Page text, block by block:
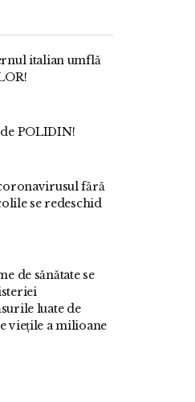
italian umflă
POLIDIN!
fără
se redeschid
de sănătate se
luate de
viețile a milioane